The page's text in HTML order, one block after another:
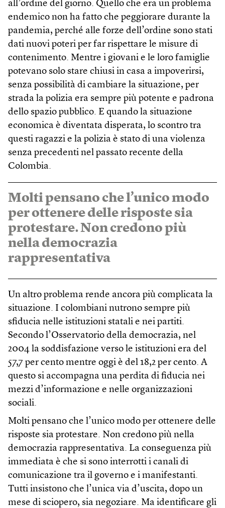
all’ordine del giorno. Quello che era un problema
endemico non ha fatto che peggiorare durante la
pandemia, perché alle forze dell’ordine sono stati
dati nuovi poteri per far rispettare le misure di
contenimento. Mentre i giovani e le loro famiglie
potevano solo stare chiusi in casa a impoverirsi,
senza possibilità di cambiare la situazione, per
strada la polizia era sempre più potente e padrona
dello spazio pubblico. E quando la situazione
economica è diventata disperata, lo scontro tra
questi ragazzi e la polizia è stato di una violenza
senza precedenti nel passato recente della
Colombia.
Molti pensano che l’unico modo
per ottenere delle risposte sia
protestare. Non credono più
nella democrazia
rappresentativa
Un altro problema rende ancora più complicata la
situazione. I colombiani nutrono sempre più
sfiducia nelle istituzioni statali e nei partiti.
Secondo l’Osservatorio della democrazia, nel
2004 la soddisfazione verso le istituzioni era del
57,7 per cento mentre oggi è del 18,2 per cento. A
questo si accompagna una perdita di fiducia nei
mezzi d’informazione e nelle organizzazioni
sociali.
Molti pensano che l’unico modo per ottenere delle
risposte sia protestare. Non credono più nella
democrazia rappresentativa. La conseguenza più
immediata è che si sono interrotti i canali di
comunicazione tra il governo e i manifestanti.
Tutti insistono che l’unica via d’uscita, dopo un
mese di sciopero, sia negoziare. Ma identificare gli